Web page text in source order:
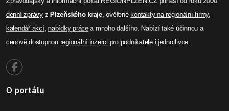
denní zprávyz Plzeňského kraje, ověřené kontakty na regionální firmy,
kalendář akcí,nabídky prácea mnoho dalšího. Nabízí také účinnou a
cenově dostupnou regionální inzerci pro podnikatele i jednotlivce.
O portálu